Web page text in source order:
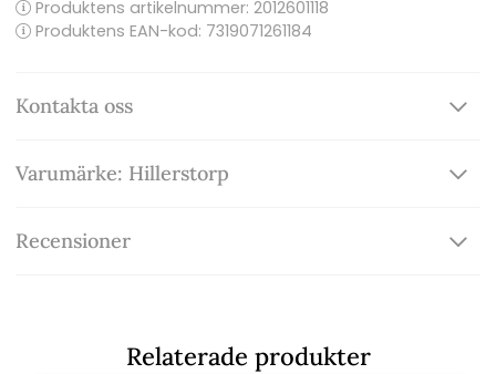
Produktens artikelnummer: 2012601118
Produktens EAN-kod: 7319071261184
Kontakta oss
Varumärke: Hillerstorp
Recensioner
Relaterade produkter